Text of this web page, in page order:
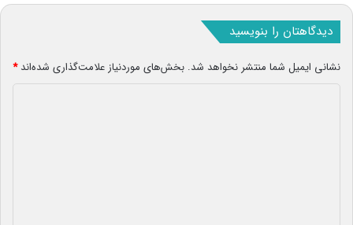
دیدگاهتان را بنویسید
نشانی ایمیل شما منتشر نخواهد شد. بخش‌های موردنیاز علامت‌گذاری شده‌اند*